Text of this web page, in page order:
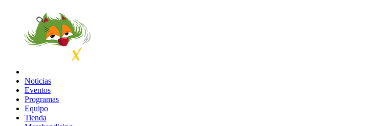
Noticias
Eventos
Programas
Equipo
Tienda